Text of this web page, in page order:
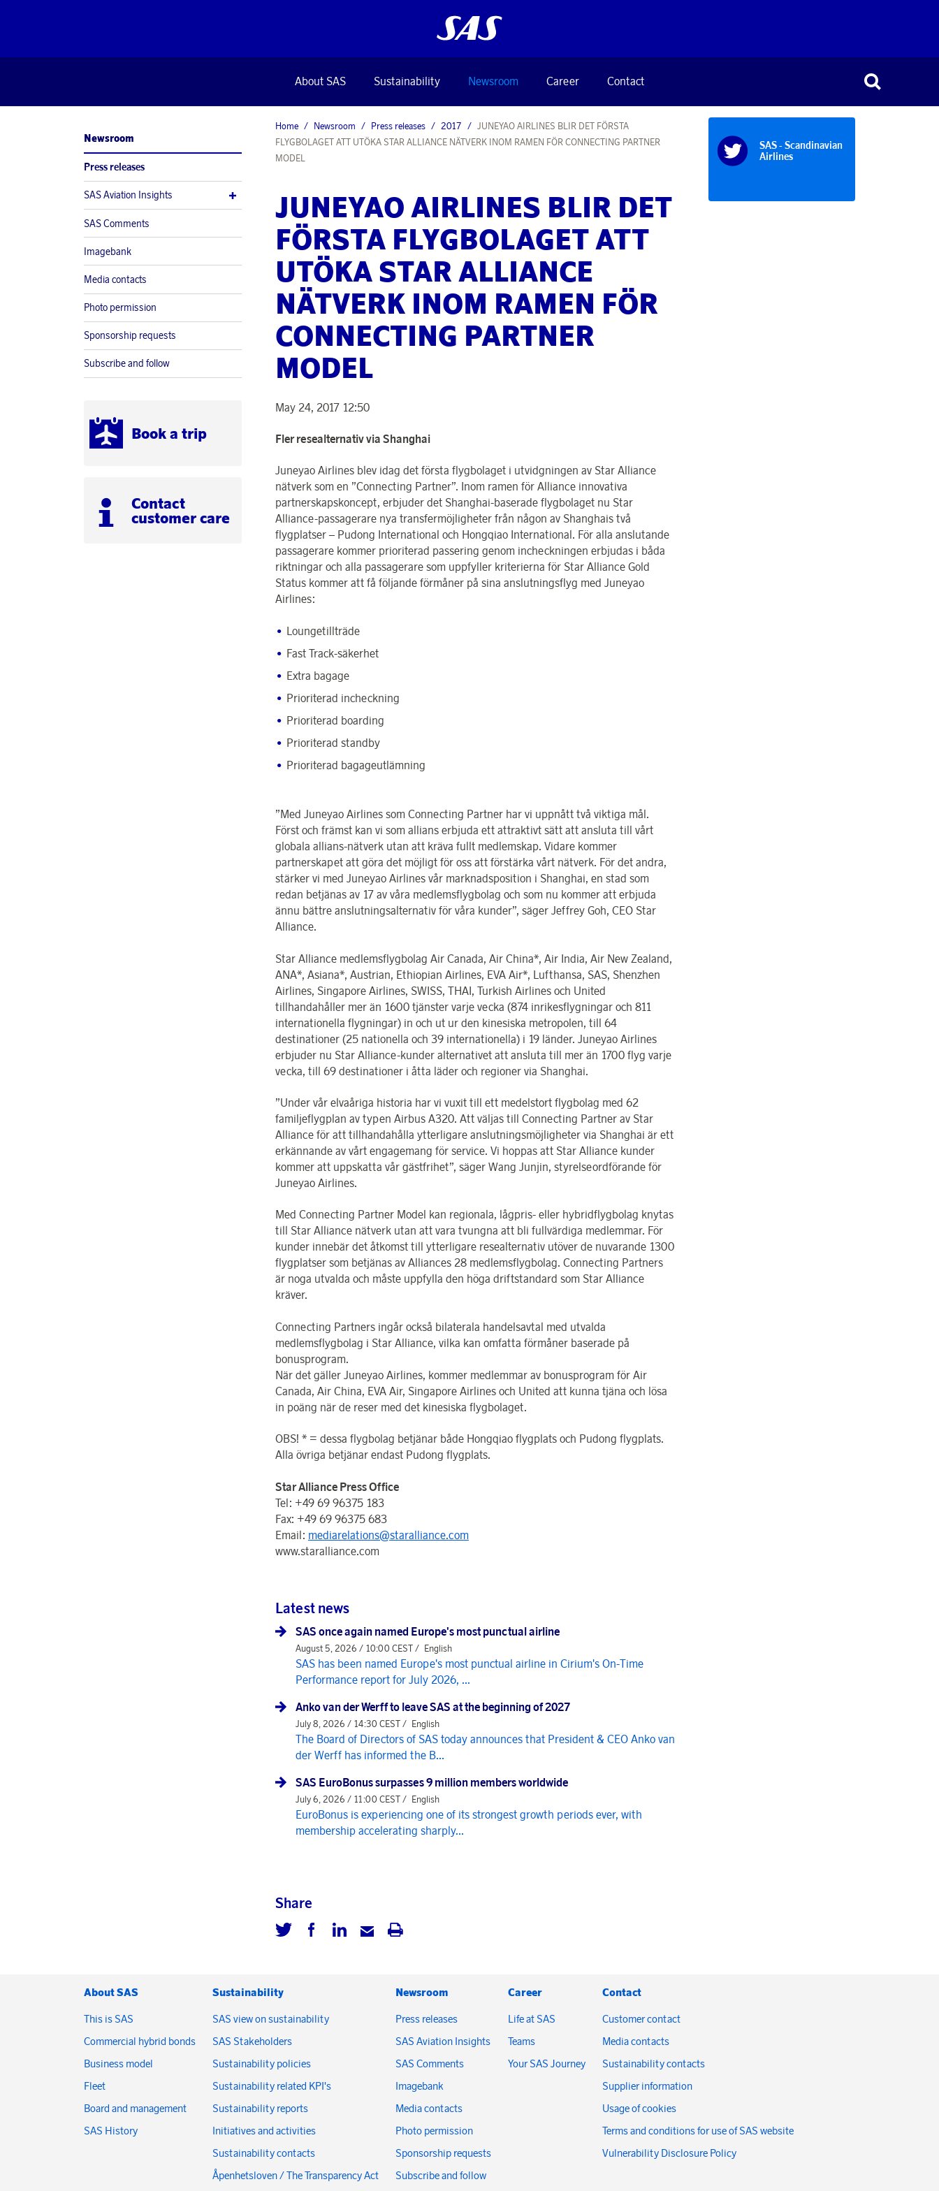
About SAS Sustainability Newsroom Career Contact
Newsroom
Press releases
SAS Aviation Insights
SAS Comments
Imagebank
Media contacts
Photo permission
Sponsorship requests
Subscribe and follow
Book a trip
Contact
customer care
Home Newsroom Press releases 2017
JUNEYAO AIRLINES BLIR DET FÖRSTA
FLYGBOLAGET ATT UTÖKA STAR ALLIANCE NÄTVERK INOM RAMEN FÖR CONNECTING PARTNER
MODEL
JUNEYAO AIRLINES BLIR DET
FÖRSTA FLYGBOLAGET ATT
UTÖKA STAR ALLIANCE
NÄTVERK INOM RAMEN FÖR
CONNECTING PARTNER
MODEL
May 24, 2017 12:50
Fler resealternativ via Shanghai
Juneyao Airlines blev idag det första flygbolaget i utvidgningen av Star Alliance
nätverk som en ”Connecting Partner”. Inom ramen för Alliance innovativa
partnerskapskoncept, erbjuder det Shanghai-baserade flygbolaget nu Star
Alliance-passagerare nya transfermöjligheter från någon av Shanghais två
flygplatser – Pudong International och Hongqiao International. För alla anslutande
passagerare kommer prioriterad passering genom incheckningen erbjudas i båda
riktningar och alla passagerare som uppfyller kriterierna för Star Alliance Gold
Status kommer att få följande förmåner på sina anslutningsflyg med Juneyao
Airlines:
Loungetillträde
Fast Track-säkerhet
Extra bagage
Prioriterad incheckning
Prioriterad boarding
Prioriterad standby
Prioriterad bagageutlämning
”Med Juneyao Airlines som Connecting Partner har vi uppnått två viktiga mål.
Först och främst kan vi som allians erbjuda ett attraktivt sätt att ansluta till vårt
globala allians-nätverk utan att kräva fullt medlemskap. Vidare kommer
partnerskapet att göra det möjligt för oss att förstärka vårt nätverk. För det andra,
stärker vi med Juneyao Airlines vår marknadsposition i Shanghai, en stad som
redan betjänas av 17 av våra medlemsflygbolag och som nu kommer att erbjuda
ännu bättre anslutningsalternativ för våra kunder”, säger Jeffrey Goh, CEO Star
Alliance.
Star Alliance medlemsflygbolag Air Canada, Air China*, Air India, Air New Zealand,
ANA*, Asiana*, Austrian, Ethiopian Airlines, EVA Air*, Lufthansa, SAS, Shenzhen
Airlines, Singapore Airlines, SWISS, THAI, Turkish Airlines och United
tillhandahåller mer än 1600 tjänster varje vecka (874 inrikesflygningar och 811
internationella flygningar) in och ut ur den kinesiska metropolen, till 64
destinationer (25 nationella och 39 internationella) i 19 länder. Juneyao Airlines
erbjuder nu Star Alliance-kunder alternativet att ansluta till mer än 1700 flyg varje
vecka, till 69 destinationer i åtta läder och regioner via Shanghai.
”Under vår elvaåriga historia har vi vuxit till ett medelstort flygbolag med 62
familjeflygplan av typen Airbus A320. Att väljas till Connecting Partner av Star
Alliance för att tillhandahålla ytterligare anslutningsmöjligheter via Shanghai är ett
erkännande av vårt engagemang för service. Vi hoppas att Star Alliance kunder
kommer att uppskatta vår gästfrihet”, säger Wang Junjin, styrelseordförande för
Juneyao Airlines.
Med Connecting Partner Model kan regionala, lågpris- eller hybridflygbolag knytas
till Star Alliance nätverk utan att vara tvungna att bli fullvärdiga medlemmar. För
kunder innebär det åtkomst till ytterligare resealternativ utöver de nuvarande 1300
flygplatser som betjänas av Alliances 28 medlemsflygbolag. Connecting Partners
är noga utvalda och måste uppfylla den höga driftstandard som Star Alliance
kräver.
Connecting Partners ingår också bilaterala handelsavtal med utvalda
medlemsflygbolag i Star Alliance, vilka kan omfatta förmåner baserade på
bonusprogram.
När det gäller Juneyao Airlines, kommer medlemmar av bonusprogram för Air
Canada, Air China, EVA Air, Singapore Airlines och United att kunna tjäna och lösa
in poäng när de reser med det kinesiska flygbolaget.
OBS! * = dessa flygbolag betjänar både Hongqiao flygplats och Pudong flygplats.
Alla övriga betjänar endast Pudong flygplats.
Star Alliance Press Office
Tel: +49 69 96375 183
Fax: +49 69 96375 683
Email: mediarelations@staralliance.com
www.staralliance.com
Latest news
SAS once again named Europe's most punctual airline
August 5, 2026 / 10:00 CEST / English
SAS has been named Europe's most punctual airline in Cirium's On-Time
Performance report for July 2026, ...
Anko van der Werff to leave SAS at the beginning of 2027
July 8, 2026 / 14:30 CEST / English
The Board of Directors of SAS today announces that President & CEO Anko van
der Werff has informed the B...
SAS EuroBonus surpasses 9 million members worldwide
July 6, 2026 / 11:00 CEST / English
EuroBonus is experiencing one of its strongest growth periods ever, with
membership accelerating sharply...
Share
SAS - Scandinavian
Airlines
About SAS
This is SAS
Commercial hybrid bonds
Business model
Fleet
Board and management
SAS History
Sustainability
SAS view on sustainability
SAS Stakeholders
Sustainability policies
Sustainability related KPI's
Sustainability reports
Initiatives and activities
Sustainability contacts
Åpenhetsloven / The Transparency Act
Newsroom
Press releases
SAS Aviation Insights
SAS Comments
Imagebank
Media contacts
Photo permission
Sponsorship requests
Subscribe and follow
Career
Life at SAS
Teams
Your SAS Journey
Contact
Customer contact
Media contacts
Sustainability contacts
Supplier information
Usage of cookies
Terms and conditions for use of SAS website
Vulnerability Disclosure Policy